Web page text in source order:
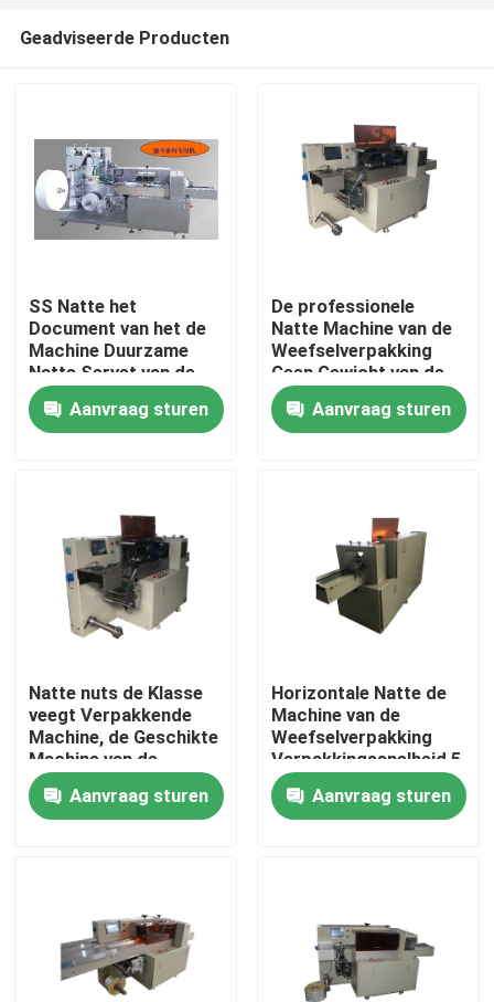
Huis
Producten
Fabrieksreis
Kwaliteitscontrole
Contacteer ons
Verzoek om een Citaat
de automatische machine van de voedselverpakking
de machine van de hardwareverpakking
Geadviseerde Producten
SS Natte het
Document van het de
Machine Duurzame
Natte Servet van de
Weefselverpakking
Verpakkingsmachine
Aanvraag sturen
De professionele
Natte Machine van de
Weefselverpakking
Geen Gewicht van de
Luchtkussenfunctie
500kgAanvraag sturen
Natte nuts de Klasse
veegt Verpakkende
Machine, de Geschikte
Machine van de
Gezichtsweefselverpakking
af
Aanvraag sturen
Horizontale Natte de
Machine van de
Weefselverpakking
Verpakkingssnelheid 5
- 230 Zakken/Min
Aanvraag sturen